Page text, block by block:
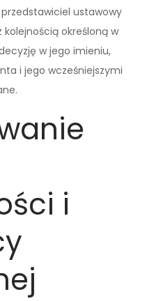
ustawowy
kolejnością określoną w
w jego imieniu,
i jego wcześniejszymi
i